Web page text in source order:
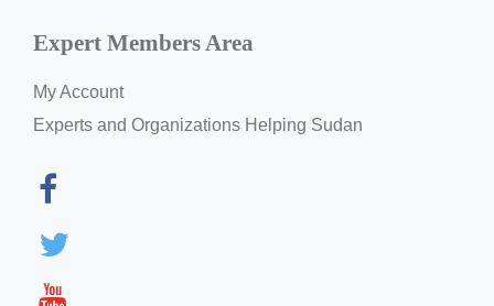
Expert Members Area
My Account
Experts and Organizations Helping Sudan